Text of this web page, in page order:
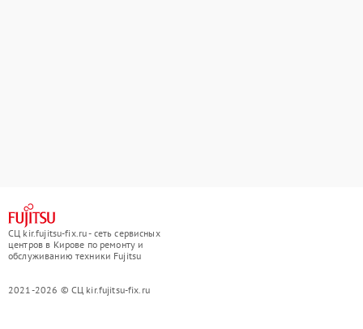
СЦ kir.fujitsu-fix.ru - сеть сервисных
центров в Кирове по ремонту и
обслуживанию техники Fujitsu
2021-2026 © СЦ kir.fujitsu-fix.ru